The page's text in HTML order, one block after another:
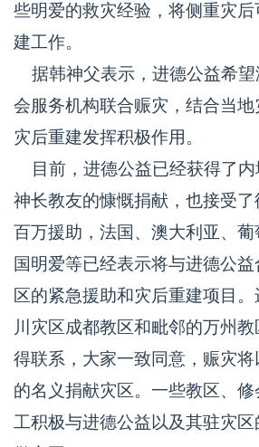
些明爱的救灾经验，将侧重灾
建工作。
据韩神父表示，进德公益希望
会服务机构联合赈灾，结合当
灾后重建发挥积极作用。
目前，进德公益已经获得了内
神长教友的慷慨捐献，也接受
百万援助，法国、澳大利亚、
国明爱等已经表示将与进德公
区的紧急援助和灾后重建项目
川灾区成都教区和毗邻的万州
得联系，大家一致同意，赈灾
的名义捐献灾区。一些教区、
工积极与进德公益以及其驻灾